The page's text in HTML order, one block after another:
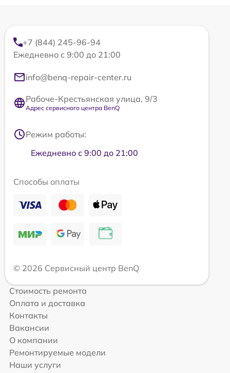
+7 (844) 245-96-94
Ежедневно с 9:00 до 21:00
info@benq-repair-center.ru
Рабоче-Крестьянская улица, 9/3
Адрес сервисного центра BenQ
Режим работы:
Ежедневно с 9:00 до 21:00
Способы оплаты
© 2026 Сервисный центр BenQ
Стоимость ремонта
Оплата и доставка
Контакты
Вакансии
О компании
Ремонтируемые модели
Наши услуги